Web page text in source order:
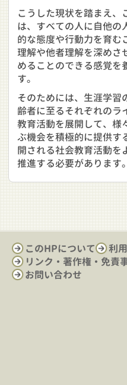
こうした現状を踏まえ、
は、すべての人に自他の
的な態度や行動力を育む
理解や他者理解を深めさ
めることのできる感覚を
す。
そのためには、生涯学習
齢者に至るそれぞれのラ
教育活動を展開して、様
ぶ機会を積極的に提供す
開される社会教育活動を
推進する必要があります。
このHPについて 利
リンク・著作権・免責
お問い合わせ